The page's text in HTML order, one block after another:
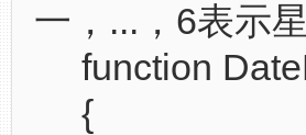
一，...，6表示
function
{